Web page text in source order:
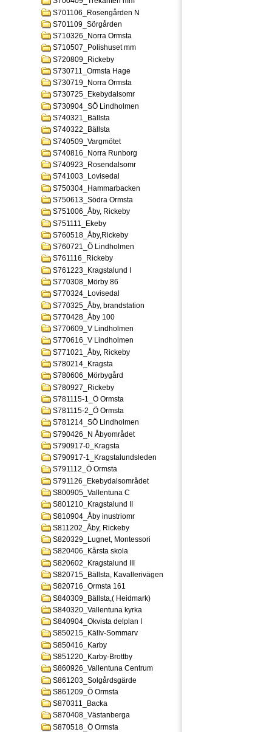
S701106_Rosengården N
S701109_Sörgården
S710326_Norra Ormsta
S710507_Polishuset mm
S720809_Rickeby
S730711_Ormsta Hage
S730719_Norra Ormsta
S730725_Ekebydalsomr
S730904_SÖ Lindholmen
S740321_Bällsta
S740322_Bällsta
S740509_Vargmötet
S740816_Norra Runborg
S740923_Rosendalsomr
S741003_Lovisedal
S750304_Hammarbacken
S750613_Södra Ormsta
S751006_Åby, Rickeby
S751111_Ekeby
S760518_Åby,Rickeby
S760721_Ö Lindholmen
S761116_Rickeby
S761223_Kragstalund I
S770308_Mörby 86
S770324_Lovisedal
S770325_Åby, brandstation
S770428_Åby 100
S770609_V Lindholmen
S770616_V Lindholmen
S771021_Åby, Rickeby
S780214_Kragsta
S780606_Mörbygård
S780927_Rickeby
S781115-1_Ö Ormsta
S781115-2_Ö Ormsta
S781214_SÖ Lindholmen
S790426_N Åbyområdet
S790917-0_Kragsta
S790917-1_Kragstalundsleden
S791112_Ö Ormsta
S791126_Ekebydalsområdet
S800905_Vallentuna C
S801210_Kragstalund II
S810904_Åby inustriomr
S811202_Åby, Rickeby
S820329_Lugnet, Montessori
S820406_Kårsta skola
S820602_Kragstalund III
S820715_Bällsta, Kavallerivägen
S820716_Ormsta 161
S840309_Bällsta,( Heidmark)
S840320_Vallentuna kyrka
S840904_Okvista delplan I
S850215_Källv-Sommarv
S850416_Karby
S851220_Karby-Brottby
S860926_Vallentuna Centrum
S861203_Solgårdsgärde
S861209_Ö Ormsta
S870311_Backa
S870408_Västanberga
S870518_Ö Ormsta